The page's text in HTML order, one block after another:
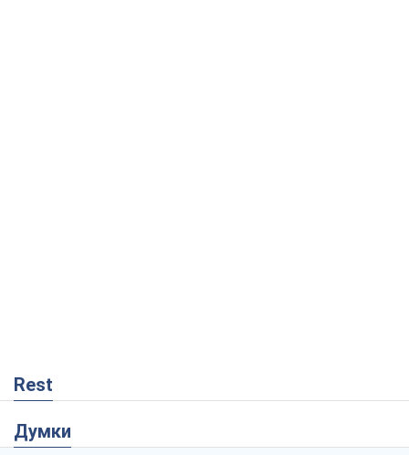
Rest
Думки